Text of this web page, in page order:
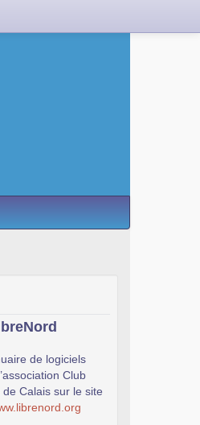
de logiciels
Club
Calais sur le site